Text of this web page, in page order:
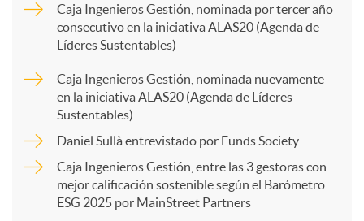
r
Caja Ingenieros Gestión, nominada por tercer año
consecutivo en la iniciativa ALAS20 (Agenda de
Líderes Sustentables)
Caja Ingenieros Gestión, nominada nuevamente
en la iniciativa ALAS20 (Agenda de Líderes
Sustentables)
Daniel Sullà entrevistado por Funds Society
Caja Ingenieros Gestión, entre las 3 gestoras con
mejor calificación sostenible según el Barómetro
ESG 2025 por MainStreet Partners